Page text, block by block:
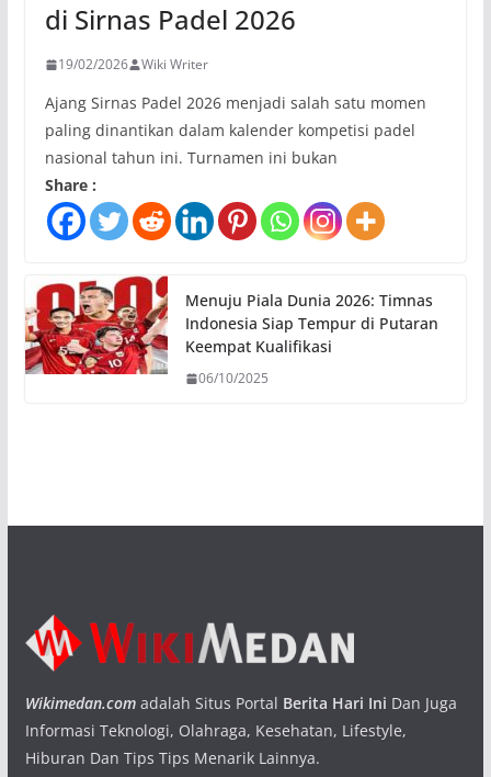
di Sirnas Padel 2026
19/02/2026 Wiki Writer
Ajang Sirnas Padel 2026 menjadi salah satu momen
paling dinantikan dalam kalender kompetisi padel
nasional tahun ini. Turnamen ini bukan
Share :
Menuju Piala Dunia 2026: Timnas
Indonesia Siap Tempur di Putaran
Keempat Kualifikasi
06/10/2025
Wikimedan.comadalah Situs Portal Berita Hari Ini Dan Juga
Informasi Teknologi, Olahraga, Kesehatan, Lifestyle,
Hiburan Dan Tips Tips Menarik Lainnya.